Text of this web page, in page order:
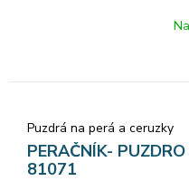
Puzdrá na perá a ceruzky
PERAČNÍK-
81071